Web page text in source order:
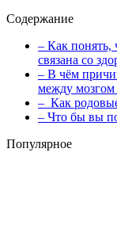
Содержание
– Как понять,
связана со
– В чём
между мозгом
– Как
– Что бы вы
Популярное